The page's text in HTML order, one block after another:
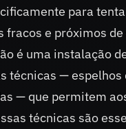
para
e próximos
é uma instalação
técnicas —
— que permitem
técnicas são